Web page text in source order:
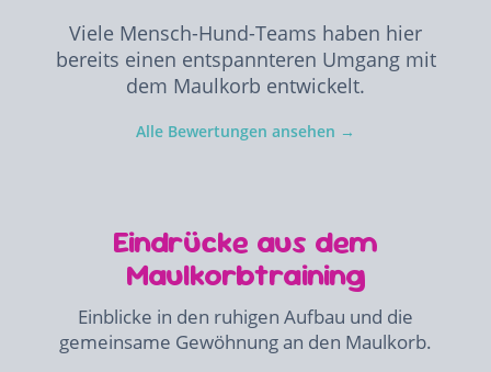
Viele Mensch-Hund-Teams haben hier
bereits einen entspannteren Umgang mit
dem Maulkorb entwickelt.
Alle Bewertungen ansehen →
Eindrücke aus dem
Maulkorbtraining
Einblicke in den ruhigen Aufbau und die
gemeinsame Gewöhnung an den Maulkorb.